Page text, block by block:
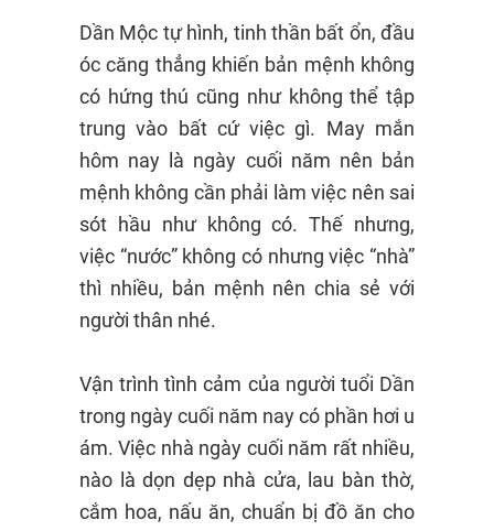
Dần Mộc tự hình, tinh thần bất ổn, đầu
óc căng thẳng khiến bản mệnh không
có hứng thú cũng như không thể tập
trung vào bất cứ việc gì. May mắn
hôm nay là ngày cuối năm nên bản
mệnh không cần phải làm việc nên sai
sót hầu như không có. Thế nhưng,
việc “nước” không có nhưng việc “nhà”
thì nhiều, bản mệnh nên chia sẻ với
người thân nhé.
Vận trình tình cảm của người tuổi Dần
trong ngày cuối năm nay có phần hơi u
ám. Việc nhà ngày cuối năm rất nhiều,
nào là dọn dẹp nhà cửa, lau bàn thờ,
cắm hoa, nấu ăn, chuẩn bị đồ ăn cho